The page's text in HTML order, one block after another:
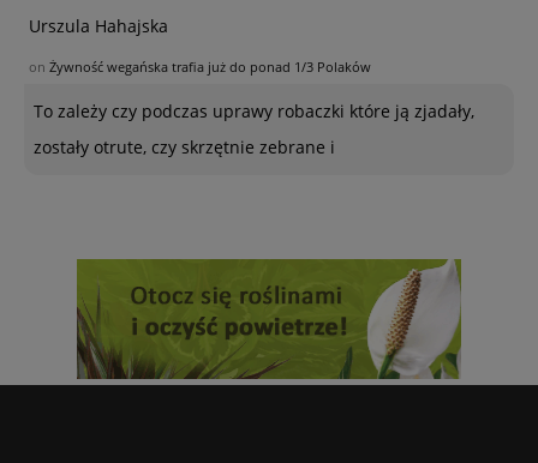
Urszula Hahajska
on Żywność wegańska trafia już do ponad 1/3 Polaków
To zależy czy podczas uprawy robaczki które ją zjadały,
zostały otrute, czy skrzętnie zebrane i